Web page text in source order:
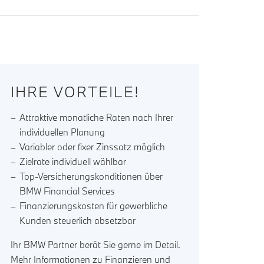
IHRE VORTEILE!
Attraktive monatliche Raten nach Ihrer
individuellen Planung
Variabler oder fixer Zinssatz möglich
Zielrate individuell wählbar
Top-Versicherungskonditionen über
BMW Financial Services
Finanzierungskosten für gewerbliche
Kunden steuerlich absetzbar
Ihr BMW Partner berät Sie gerne im Detail.
Mehr Informationen zu Finanzieren und